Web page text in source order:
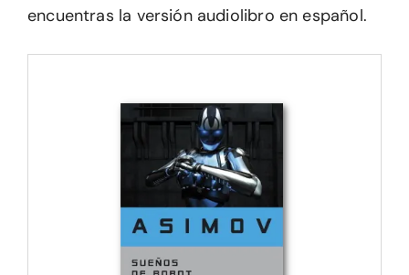
encuentras la versión audiolibro en español.